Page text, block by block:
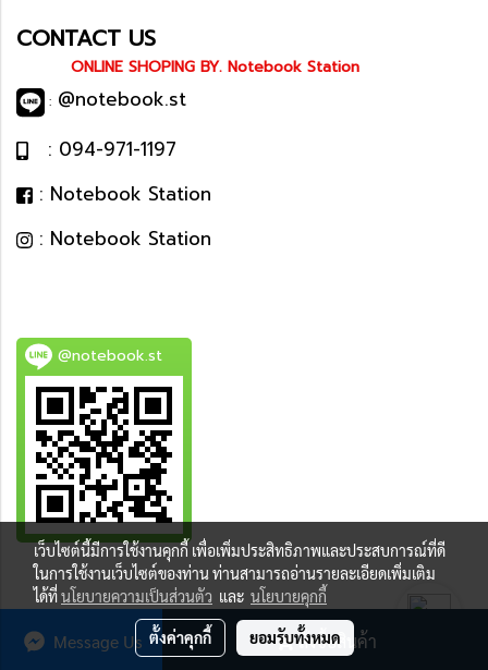
สั่งซื้อสินค้า
Message Us
CONTACT US
ONLINE SHOPING BY. Notebook Station
: @notebook.st
: 094-971-1197
: Notebook Station
: Notebook Station
@notebook.st
BEST DEAL
เว็บไซต์นี้มีการใช้งานคุกกี้ เพื่อเพิ่มประสิทธิภาพและประสบการณ์ที่ดี
ในการใช้งานเว็บไซต์ของท่าน ท่านสามารถอ่านรายละเอียดเพิ่มเติม
ได้ที่นโยบายความเป็นส่วนตัว และ นโยบายคุกกี้
ตั้งค่าคุกกี้ ยอมรับทั้งหมด